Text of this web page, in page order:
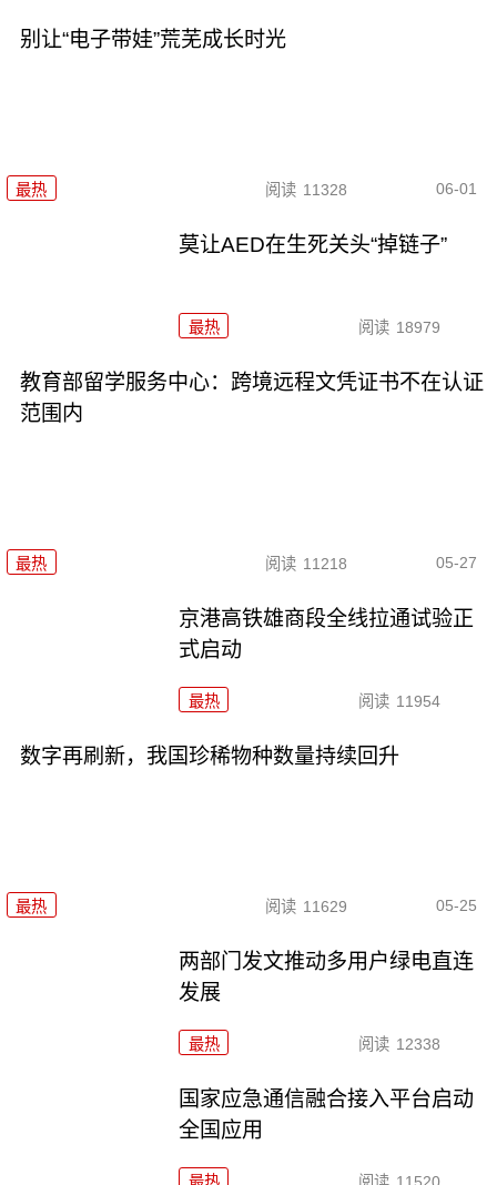
别让“电子带娃”荒芜成长时光
最热 阅读 11328 06-01
莫让AED在生死关头“掉链子”
最热 阅读 18979
教育部留学服务中心：跨境远程文凭证书不在认证
范围内
最热 阅读 11218 05-27
京港高铁雄商段全线拉通试验正
式启动
最热 阅读 11954
数字再刷新，我国珍稀物种数量持续回升
最热 阅读 11629 05-25
两部门发文推动多用户绿电直连
发展
最热 阅读 12338
国家应急通信融合接入平台启动
全国应用